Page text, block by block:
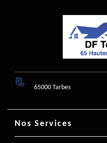
65000 Tarbes
Nos Services